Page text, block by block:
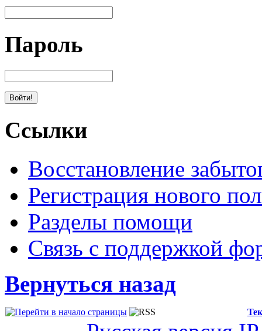
Пароль
Ссылки
Восстановление
Регистрация нового
Разделы помощи
Связь с поддержкой
Вернуться назад